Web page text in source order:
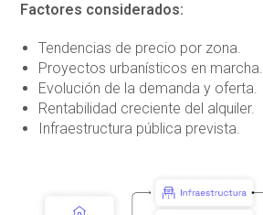
Factores considerados:
Tendencias de precio por zona.
Proyectos urbanísticos en marcha.
Evolución de la demanda y oferta.
Rentabilidad creciente del alquiler.
Infraestructura pública prevista.